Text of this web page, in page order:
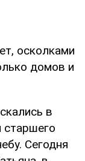
осколками
домов и
в
старшего
Сегодня